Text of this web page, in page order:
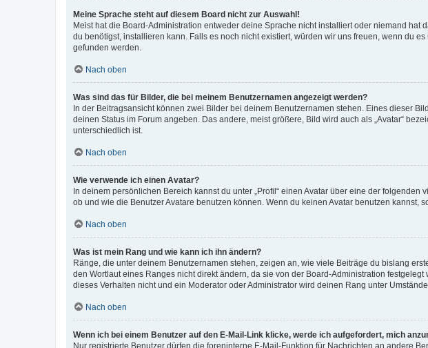
Meine Sprache steht auf diesem Board nicht zur Auswahl!
Meist hat die Board-Administration entweder deine Sprache nicht installiert oder niemand
du benötigst, installieren kann. Falls es noch nicht existiert, würden wir uns freuen, wenn du
gefunden werden.
Nach oben
Was sind das für Bilder, die bei meinem Benutzernamen angezeigt werden?
In der Beitragsansicht können zwei Bilder bei deinem Benutzernamen stehen. Eines dieser
deinen Status im Forum angeben. Das andere, meist größere, Bild wird auch als „Avatar“
unterschiedlich ist.
Nach oben
Wie verwende ich einen Avatar?
In deinem persönlichen Bereich kannst du unter „Profil“ einen Avatar über eine der
ob und wie die Benutzer Avatare benutzen können. Wenn du keinen Avatar benutzen kannst,
Nach oben
Was ist mein Rang und wie kann ich ihn ändern?
Ränge, die unter deinem Benutzernamen stehen, zeigen an, wie viele Beiträge du bislang
den Wortlaut eines Ranges nicht direkt ändern, da sie von der Board-Administration
dieses Verhalten nicht und ein Moderator oder Administrator wird deinen Rang unter
Nach oben
Wenn ich bei einem Benutzer auf den E-Mail-Link klicke, werde ich aufgefordert, mich
Nur registrierte Benutzer dürfen die foreninterne E-Mail-Funktion für Nachrichten an andere